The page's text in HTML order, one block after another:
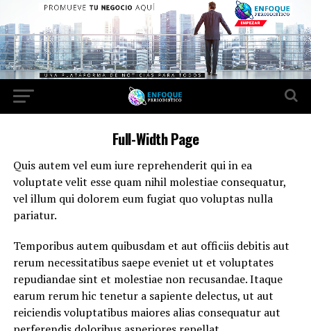
Full-Width Page
Quis autem vel eum iure reprehenderit qui in ea
voluptate velit esse quam nihil molestiae consequatur,
vel illum qui dolorem eum fugiat quo voluptas nulla
pariatur.
Temporibus autem quibusdam et aut officiis debitis aut
rerum necessitatibus saepe eveniet ut et voluptates
repudiandae sint et molestiae non recusandae. Itaque
earum rerum hic tenetur a sapiente delectus, ut aut
reiciendis voluptatibus maiores alias consequatur aut